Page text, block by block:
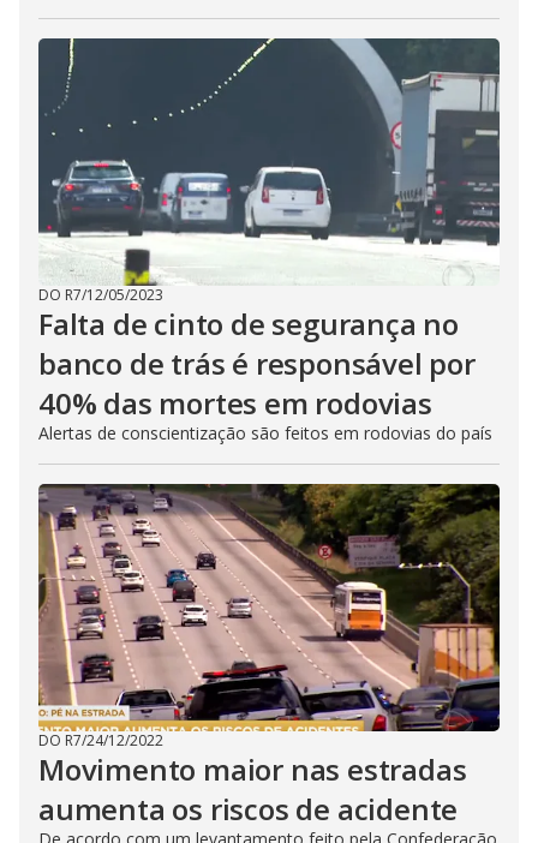
DO R7/12/05/2023
Falta de cinto de segurança no
banco de trás é responsável por
40% das mortes em rodovias
Alertas de conscientização são feitos em rodovias do país
DO R7/24/12/2022
Movimento maior nas estradas
aumenta os riscos de acidente